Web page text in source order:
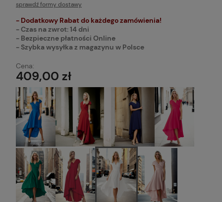
Cena nie zawiera ewentualnych kosztów płatności
sprawdź formy dostawy
- Dodatkowy Rabat do każdego zamówienia!
- Czas na zwrot: 14 dni
- Bezpieczne płatności Online
- Szybka wysyłka z magazynu w Polsce
Cena:
409,00 zł